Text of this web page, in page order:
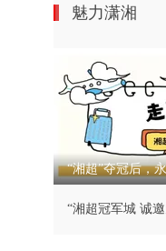
魅力潇湘
“湘超”夺冠后，
“湘超冠军城 诚